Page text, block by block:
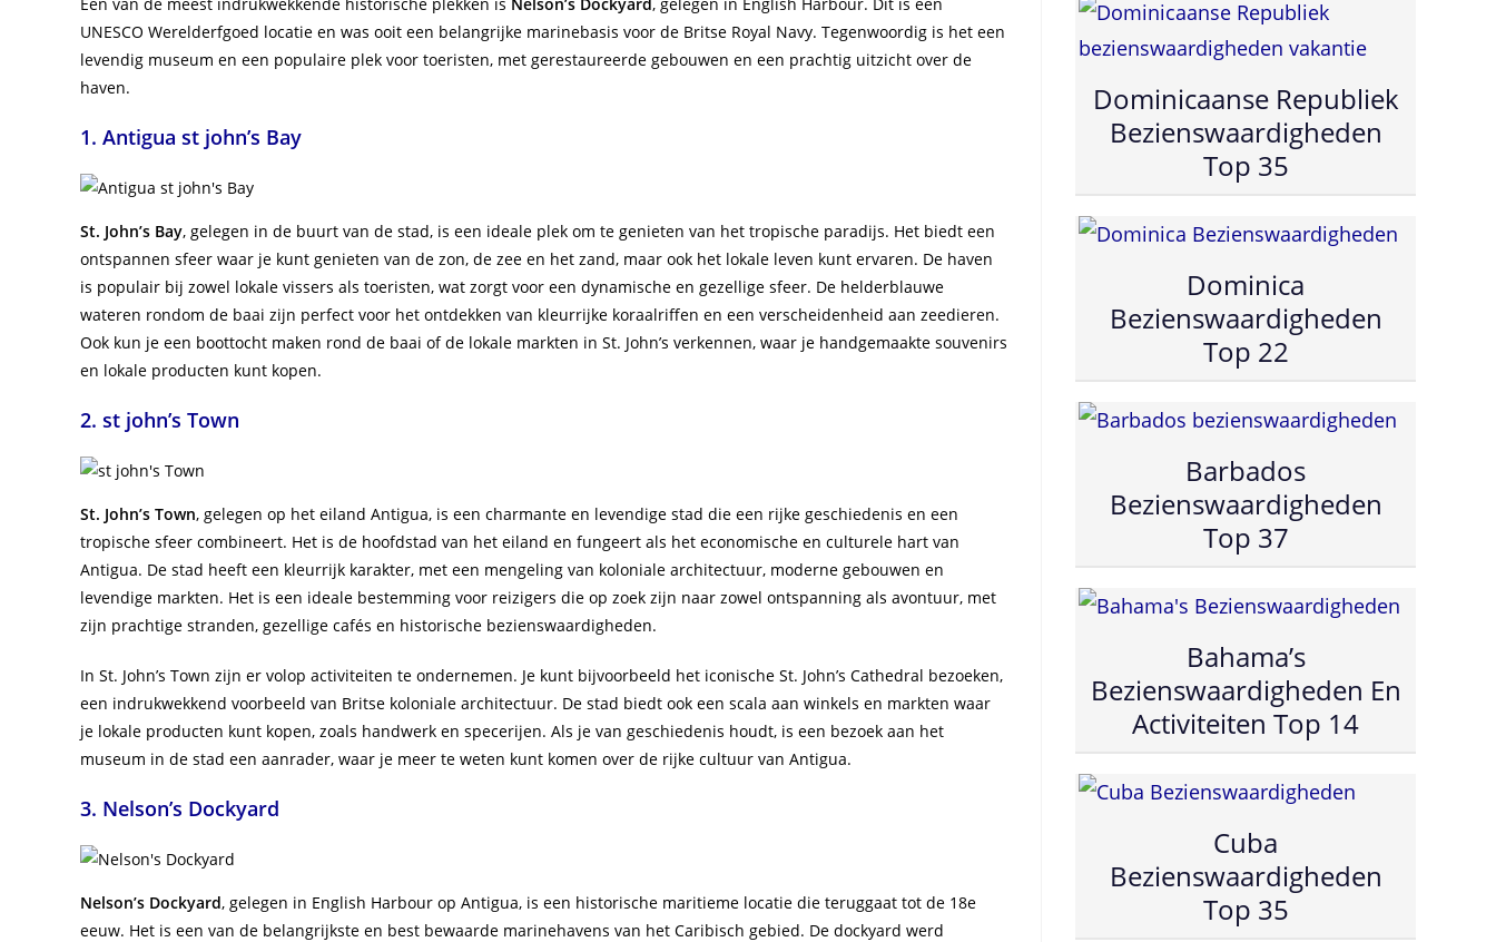
UNESCO Werelderfgoed locatie en was ooit een belangrijke marinebasis voor de Britse Royal Navy. Tegenwoordig is het een
levendig museum en een populaire plek voor toeristen, met gerestaureerde gebouwen en een prachtig uitzicht over de
haven.
1. Antigua st john’s Bay
St. John’s Bay, gelegen in de buurt van de stad, is een ideale plek om te genieten van het tropische paradijs. Het biedt een
ontspannen sfeer waar je kunt genieten van de zon, de zee en het zand, maar ook het lokale leven kunt ervaren. De haven
is populair bij zowel lokale vissers als toeristen, wat zorgt voor een dynamische en gezellige sfeer. De helderblauwe
wateren rondom de baai zijn perfect voor het ontdekken van kleurrijke koraalriffen en een verscheidenheid aan zeedieren.
Ook kun je een boottocht maken rond de baai of de lokale markten in St. John’s verkennen, waar je handgemaakte souvenirs
en lokale producten kunt kopen.
2. st john’s Town
St. John’s Town, gelegen op het eiland Antigua, is een charmante en levendige stad die een rijke geschiedenis en een
tropische sfeer combineert. Het is de hoofdstad van het eiland en fungeert als het economische en culturele hart van
Antigua. De stad heeft een kleurrijk karakter, met een mengeling van koloniale architectuur, moderne gebouwen en
levendige markten. Het is een ideale bestemming voor reizigers die op zoek zijn naar zowel ontspanning als avontuur, met
zijn prachtige stranden, gezellige cafés en historische bezienswaardigheden.
In St. John’s Town zijn er volop activiteiten te ondernemen. Je kunt bijvoorbeeld het iconische St. John’s Cathedral bezoeken,
een indrukwekkend voorbeeld van Britse koloniale architectuur. De stad biedt ook een scala aan winkels en markten waar
je lokale producten kunt kopen, zoals handwerk en specerijen. Als je van geschiedenis houdt, is een bezoek aan het
museum in de stad een aanrader, waar je meer te weten kunt komen over de rijke cultuur van Antigua.
3. Nelson’s Dockyard
Nelson’s Dockyard, gelegen in English Harbour op Antigua, is een historische maritieme locatie die teruggaat tot de 18e
eeuw. Het is een van de belangrijkste en best bewaarde marinehavens van het Caribisch gebied. De dockyard werd
Dominicaanse Republiek
Bezienswaardigheden
Top 35
Dominica
Bezienswaardigheden
Top 22
Barbados
Bezienswaardigheden
Top 37
Bahama’s
Bezienswaardigheden En
Activiteiten Top 14
Cuba
Bezienswaardigheden
Top 35